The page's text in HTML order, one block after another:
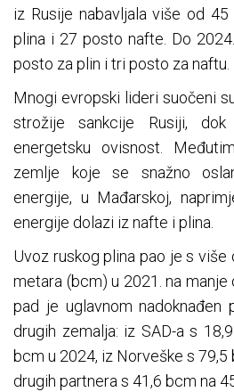
iz Rusije nabavljala više od
plina i 27 posto nafte. Do
posto za plin i tri posto za naftu.
Mnogi evropski lideri suočeni
strožije sankcije Rusiji,
energetsku ovisnost.
zemlje koje se snažno
energije, u Mađarskoj,
energije dolazi iz nafte i plina.
Uvoz ruskog plina pao je s više
metara (bcm) u 2021. na
pad je uglavnom nadoknađen
drugih zemalja: iz SAD-a s
bcm u 2024, iz Norveške s
drugih partnera s 41,6 bcm na